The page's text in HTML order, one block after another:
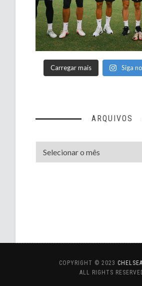
Carregar mais Siga
ARQUIVOS
COPYRIGHT © 2023
ALL RIGHTS